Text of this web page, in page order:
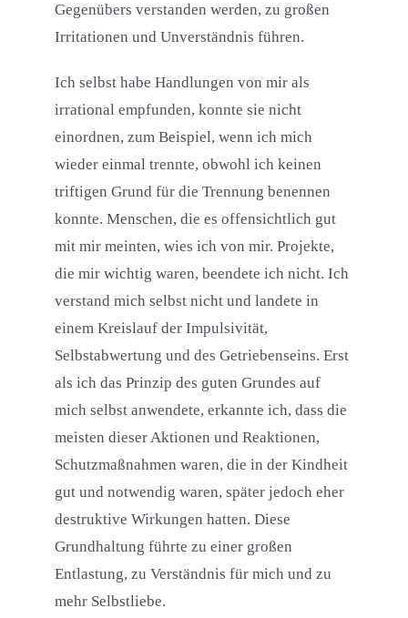
Gegenübers verstanden werden, zu großen
Irritationen und Unverständnis führen.
Ich selbst habe Handlungen von mir als
irrational empfunden, konnte sie nicht
einordnen, zum Beispiel, wenn ich mich
wieder einmal trennte, obwohl ich keinen
triftigen Grund für die Trennung benennen
konnte. Menschen, die es offensichtlich gut
mit mir meinten, wies ich von mir. Projekte,
die mir wichtig waren, beendete ich nicht. Ich
verstand mich selbst nicht und landete in
einem Kreislauf der Impulsivität,
Selbstabwertung und des Getriebenseins. Erst
als ich das Prinzip des guten Grundes auf
mich selbst anwendete, erkannte ich, dass die
meisten dieser Aktionen und Reaktionen,
Schutzmaßnahmen waren, die in der Kindheit
gut und notwendig waren, später jedoch eher
destruktive Wirkungen hatten. Diese
Grundhaltung führte zu einer großen
Entlastung, zu Verständnis für mich und zu
mehr Selbstliebe.